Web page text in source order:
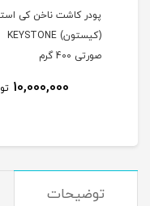
پودر کاشت ناخن کی
(کیستون) KEYSTONE
صورتی 400 گرم
10,000,000
توضیحات